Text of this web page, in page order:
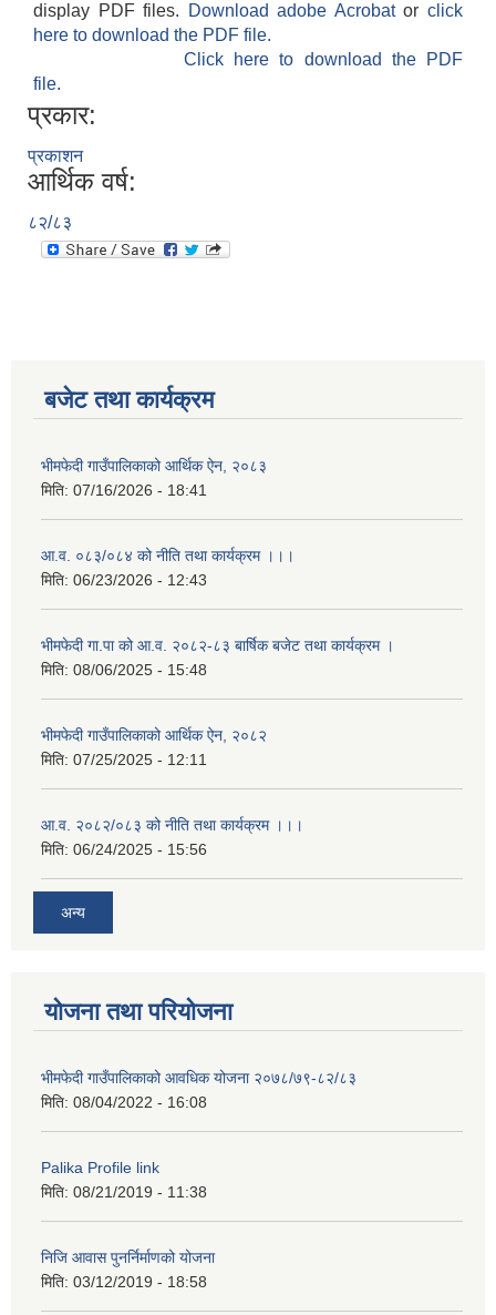
display PDF files.
Download adobe Acrobatorclick
here to download the PDF file.
Click here to download the PDF
file.
प्रकार:
प्रकाशन
आर्थिक वर्ष:
८२/८३
बजेट तथा कार्यक्रम
भीमफेदी गाउँपालिकाको आर्थिक ऐन, २०८३
मिति: 07/16/2026 - 18:41
आ.व. ०८३/०८४ को नीति तथा कार्यक्रम ।।।
मिति: 06/23/2026 - 12:43
भीमफेदी गा.पा को आ.व. २०८२-८३ बार्षिक बजेट तथा कार्यक्रम ।
मिति: 08/06/2025 - 15:48
भीमफेदी गाउँपालिकाको आर्थिक ऐन, २०८२
मिति: 07/25/2025 - 12:11
आ.व. २०८२/०८३ को नीति तथा कार्यक्रम ।।।
मिति: 06/24/2025 - 15:56
अन्य
योजना तथा परियोजना
भीमफेदी गाउँपालिकाको आवधिक योजना २०७८/७९-८२/८३
मिति: 08/04/2022 - 16:08
Palika Profile link
मिति: 08/21/2019 - 11:38
निजि आवास पुनर्निर्माणको योजना
मिति: 03/12/2019 - 18:58